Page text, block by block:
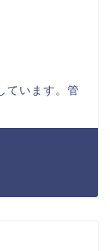
ています。管